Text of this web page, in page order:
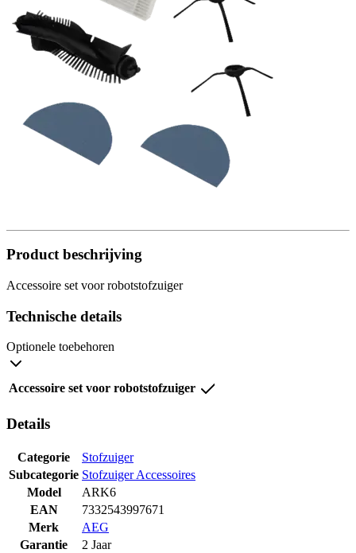
Product beschrijving
Accessoire set voor robotstofzuiger
Technische details
Optionele toebehoren
Accessoire set voor robotstofzuiger
Details
Categorie
Stofzuiger
Subcategorie Stofzuiger Accessoires
Model
ARK6
EAN
7332543997671
Merk
AEG
Garantie
2 Jaar